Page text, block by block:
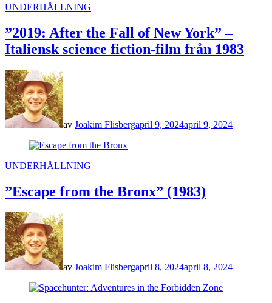
POSTED
UNDERHÅLLNING
”2019: After the Fall of New York” –
Italiensk science fiction-film från 1983
av Joakim Flisbergapril 9, 2024april 9, 2024
POSTED
UNDERHÅLLNING
”Escape from the Bronx” (1983)
av Joakim Flisbergapril 8, 2024april 8, 2024